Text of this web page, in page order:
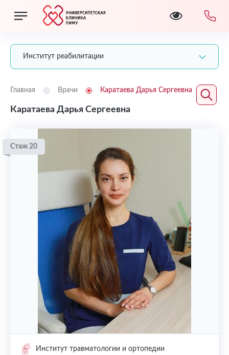
Институт реабилитации
Главная Врачи Каратаева Дарья Сергеевна
Каратаева Дарья Сергеевна
Стаж 20
Институт травматологии и ортопедии